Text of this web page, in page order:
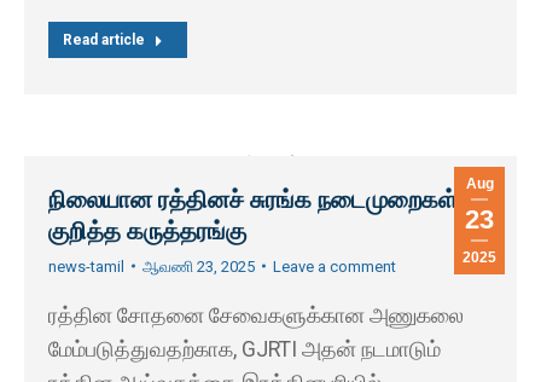
Read article
Aug
23
2025
நிலையான ரத்தினச் சுரங்க நடைமுறைகள்
குறித்த கருத்தரங்கு
news-tamil ஆவணி 23, 2025 Leave a comment
ரத்தின சோதனை சேவைகளுக்கான அணுகலை
மேம்படுத்துவதற்காக, GJRTI அதன் நடமாடும்